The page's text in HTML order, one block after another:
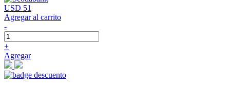
USD 51
Agregar al carrito
-
+
Agregar